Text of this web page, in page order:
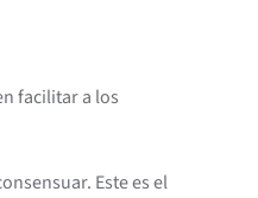
facilitar a los
Este es el